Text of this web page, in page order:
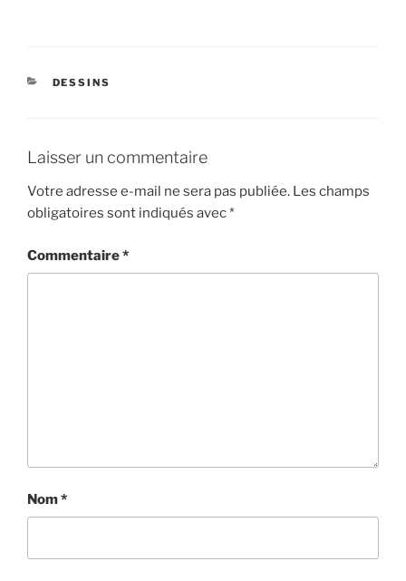
CATÉGORIES
DESSINS
Laisser un commentaire
Votre adresse e-mail ne sera pas publiée. Les champs
obligatoires sont indiqués avec*
Commentaire*
Nom*